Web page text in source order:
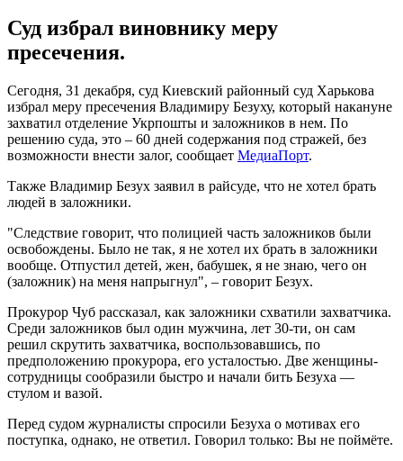
Суд избрал виновнику меру
пресечения.
Сегодня, 31 декабря, суд Киевский районный суд Харькова
избрал меру пресечения Владимиру Безуху, который накануне
захватил отделение Укрпошты и заложников в нем. По
решению суда, это – 60 дней содержания под стражей, без
возможности внести залог, сообщает МедиаПорт.
Также Владимир Безух заявил в райсуде, что не хотел брать
людей в заложники.
"Следствие говорит, что полицией часть заложников были
освобождены. Было не так, я не хотел их брать в заложники
вообще. Отпустил детей, жен, бабушек, я не знаю, чего он
(заложник) на меня напрыгнул", – говорит Безух.
Прокурор Чуб рассказал, как заложники схватили захватчика.
Среди заложников был один мужчина, лет 30-ти, он сам
решил скрутить захватчика, воспользовавшись, по
предположению прокурора, его усталостью. Две женщины-
сотрудницы сообразили быстро и начали бить Безуха —
стулом и вазой.
Перед судом журналисты спросили Безуха о мотивах его
поступка, однако, не ответил. Говорил только: Вы не поймёте.